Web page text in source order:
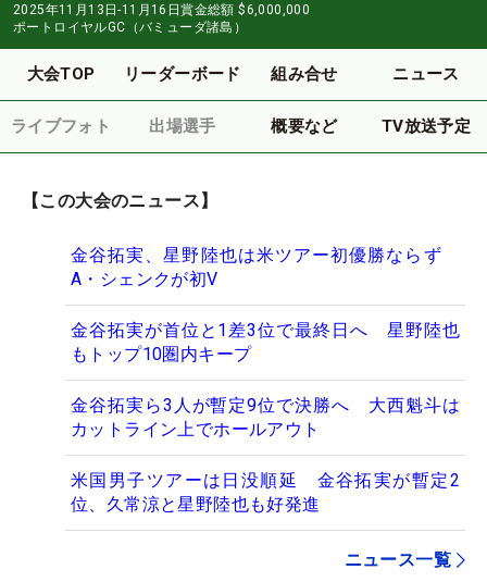
2025年11月13日-11月16日賞金総額 $6,000,000
ポートロイヤルGC（バミューダ諸島）
大会TOP リーダーボード 組み合せ ニュース
ライブフォト 出場選手 概要など TV放送予定
【この大会のニュース】
金谷拓実、星野陸也は米ツアー初優勝ならず
A・シェンクが初V
金谷拓実が首位と1差3位で最終日へ 星野陸也
もトップ10圏内キープ
金谷拓実ら3人が暫定9位で決勝へ 大西魁斗は
カットライン上でホールアウト
米国男子ツアーは日没順延 金谷拓実が暫定2
位、久常涼と星野陸也も好発進
ニュース一覧